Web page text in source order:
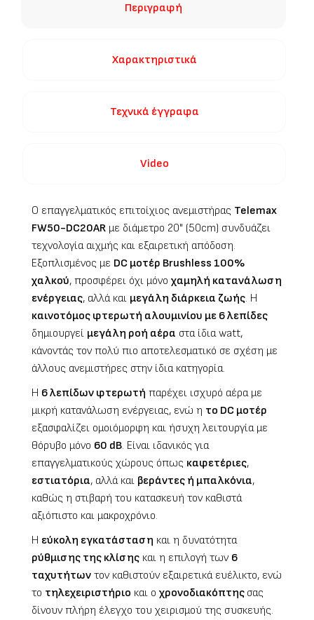
Περιγραφή
Χαρακτηριστικά
Τεχνικά έγγραφα
Video
Ο επαγγελματικός επιτοίχιος ανεμιστήρας Telemax
FW50-DC20AR με διάμετρο 20" (50cm) συνδυάζει
τεχνολογία αιχμής και εξαιρετική απόδοση.
Εξοπλισμένος με DC μοτέρ Brushless 100%
χαλκού, προσφέρει όχι μόνο χαμηλή κατανάλωση
ενέργειας, αλλά και μεγάλη διάρκεια ζωής. Η
καινοτόμος φτερωτή αλουμινίου με 6 λεπίδες
δημιουργεί μεγάλη ροή αέρα στα ίδια watt,
κάνοντάς τον πολύ πιο αποτελεσματικό σε σχέση με
άλλους ανεμιστήρες στην ίδια κατηγορία.
Η 6 λεπίδων φτερωτή παρέχει ισχυρό αέρα με
μικρή κατανάλωση ενέργειας, ενώ η το DC μοτέρ
εξασφαλίζει ομοιόμορφη και ήσυχη λειτουργία με
θόρυβο μόνο 60 dB. Είναι ιδανικός για
επαγγελματικούς χώρους όπως καφετέριες,
εστιατόρια, αλλά και βεράντες ή μπαλκόνια,
καθώς η στιβαρή του κατασκευή τον καθιστά
αξιόπιστο και μακροχρόνιο.
Η εύκολη εγκατάσταση και η δυνατότητα
ρύθμισης της κλίσης και η επιλογή των 6
ταχυτήτων τον καθιστούν εξαιρετικά ευέλικτο, ενώ
το τηλεχειριστήριο και ο χρονοδιακόπτης σας
δίνουν πλήρη έλεγχο του χειρισμού της συσκευής.